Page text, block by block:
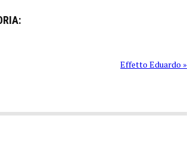
Effetto Eduardo »